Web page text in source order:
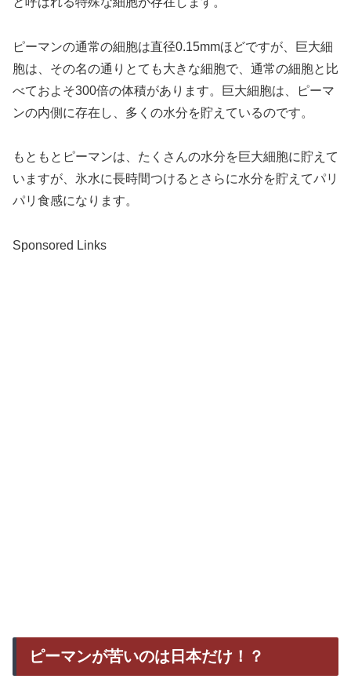
ピーマンの通常の細胞は直径0.15mmほどですが、巨大細
胞は、その名の通りとても大きな細胞で、通常の細胞と比
べておよそ300倍の体積があります。巨大細胞は、ピーマ
ンの内側に存在し、多くの水分を貯えているのです。
もともとピーマンは、たくさんの水分を巨大細胞に貯えて
いますが、氷水に長時間つけるとさらに水分を貯えてパリ
パリ食感になります。
Sponsored Links
ピーマンが苦いのは日本だけ！？